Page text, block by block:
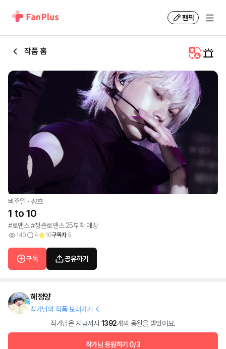
팬픽
작품 홈
비주얼 · 성호
1 to 10
#로맨스 #청춘로맨스 25부작 예상
140 4 10구독자 5
구독 공유하기
혜정양
작가님의 작품 보러가기
작가님은 지금까지 1392개의 응원을 받았어요.
작가님 응원하기 0/3